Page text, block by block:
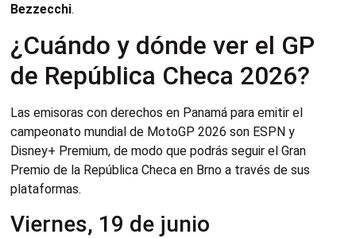
Bezzecchi.
¿Cuándo y dónde ver el GP
de República Checa 2026?
Las emisoras con derechos en Panamá para emitir el
campeonato mundial de MotoGP 2026 son ESPN y
Disney+ Premium, de modo que podrás seguir el Gran
Premio de la República Checa en Brno a través de sus
plataformas.
Viernes, 19 de junio